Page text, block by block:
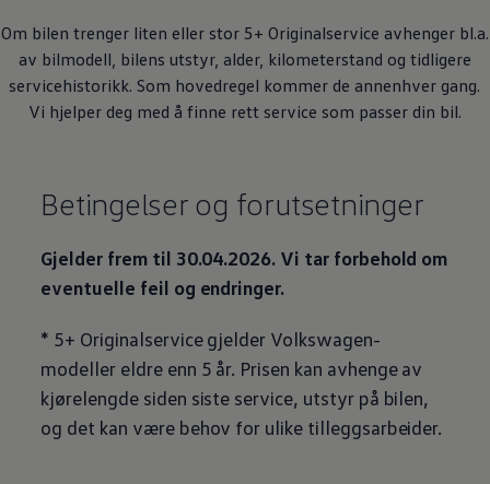
Om bilen trenger liten eller stor 5+ Originalservice avhenger bl.a.
av bilmodell, bilens utstyr, alder, kilometerstand og tidligere
servicehistorikk. Som hovedregel kommer de annenhver gang.
Vi hjelper deg med å finne rett service som passer din bil.
Betingelser og forutsetninger
Gjelder frem til 30.04.2026. Vi tar forbehold om
eventuelle feil og endringer.
* 5+ Originalservicegjelder Volkswagen-
modeller eldre enn 5 år. Prisen kan avhenge av
kjørelengde siden siste service, utstyr på bilen,
og det kan være behov for ulike tilleggsarbeider.